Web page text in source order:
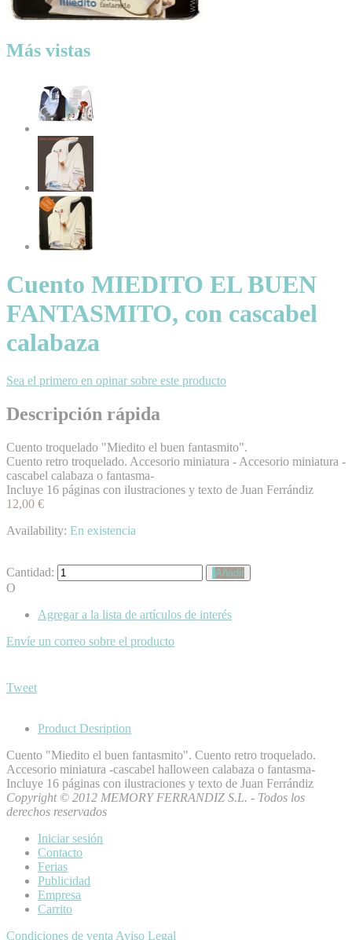
Más vistas
Cuento MIEDITO EL BUEN
FANTASMITO, con cascabel
calabaza
Sea el primero en opinar sobre este producto
Descripción rápida
Cuento troquelado "Miedito el buen fantasmito".
Cuento retro troquelado. Accesorio miniatura - Accesorio miniatura -
cascabel calabaza o fantasma-
Incluye 16 páginas con ilustraciones y texto de Juan Ferrándiz
12,00 €
Availability: En existencia
Cantidad: Añadir
O
Agregar a la lista de artículos de interés
Envíe un correo sobre el producto
Tweet
Product Desription
Cuento "Miedito el buen fantasmito". Cuento retro troquelado.
Accesorio miniatura -cascabel halloween calabaza o fantasma-
Incluye 16 páginas con ilustraciones y texto de Juan Ferrándiz
Copyright © 2012 MEMORY FERRANDIZ S.L. - Todos los
derechos reservados
Iniciar sesión
Contacto
Ferias
Publicidad
Empresa
Carrito
Condiciones de venta Aviso Legal